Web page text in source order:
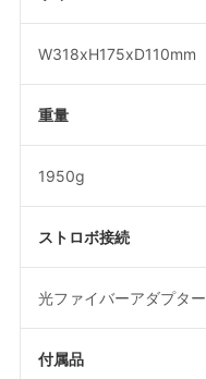
W318xH175xD110mm
重量
1950g
ストロボ接続
光ファイバーアダプター
付属品